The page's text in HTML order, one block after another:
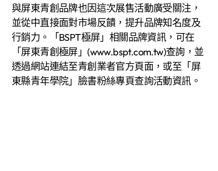
與屏東青創品牌也因這次展售活動廣受關注，
並從中直接面對市場反饋，提升品牌知名度及
行銷力。「BSPT極屏」相關品牌資訊，可在
「屏東青創極屏」(www.bspt.com.tw)查詢，並
透過網站連結至青創業者官方頁面，或至「屏
東縣青年學院」臉書粉絲專頁查詢活動資訊。